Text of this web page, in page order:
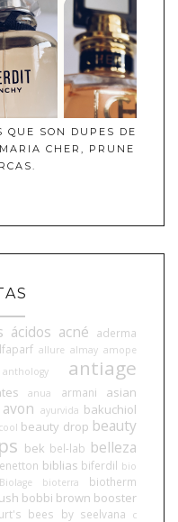
QUE SON DUPES DE
CHER, PRUNE
ácidos acné aderma
allure almay amope
anthology
antiage
anua armani
asian
avon ayurvida bakuchiol
beauty drop beauty
bek bel-lab belleza
biblias biferdil bio
Biolage bioterra
biotherm
bobbi brown booster
bees by seelvana c